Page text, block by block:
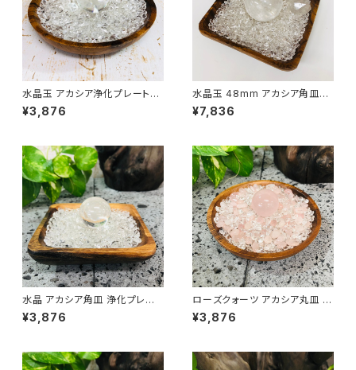
水晶玉 アカシア浄化プレートセ
ット
¥3,876
水晶玉 48mm アカシア角皿プ
レート
¥7,836
水晶 アカシア角皿 浄化プレート
3点セット
¥3,876
ローズクォーツ アカシア丸皿 浄
化プレート 3点セット
¥3,876